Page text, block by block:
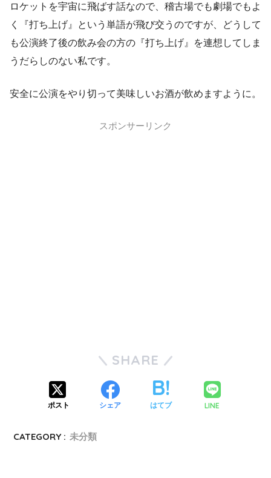
ロケットを宇宙に飛ばす話なので、稽古場でも劇場でもよ
く『打ち上げ』という単語が飛び交うのですが、どうして
も公演終了後の飲み会の方の『打ち上げ』を連想してしま
うだらしのない私です。
安全に公演をやり切って美味しいお酒が飲めますように。
スポンサーリンク
SHARE
ポスト シェア はてブ LINE
CATEGORY : 未分類